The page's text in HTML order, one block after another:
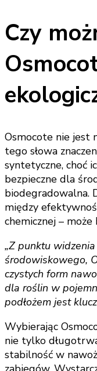
Czy
Osmocote nie jest
tego słowa
syntetyczne, choć
bezpieczne dla
biodegradowalna.
między
chemicznej –
„Z punktu
środowiskowego,
czystych form
dla roślin w
podłożem jest
Wybierając
nie tylko
stabilność w